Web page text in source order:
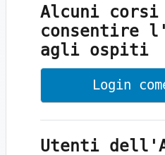
Alcuni corsi
consentire
agli ospiti
Login
Utenti